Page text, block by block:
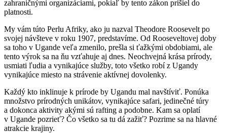
zahraničnými organizáciami, pokiaľ by tento zákon prišiel do
platnosti.
My vám túto Perlu Afriky, ako ju nazval Theodore Roosevelt po
svojej návšteve v roku 1907, predstavíme. Od Rooseveltovej doby
sa toho v Ugande veľa zmenilo, prešla si ťažkými obdobiami, ale
tento výrok sa na ňu vzťahuje aj dnes. Neochvejná krása prírody,
usmiati ľudia a vynikajúce služby, toto všetko robí z Ugandy
vynikajúce miesto na strávenie aktívnej dovolenky.
Každý kto inklinuje k prírode by Ugandu mal navštíviť. Ponúka
množstvo prírodných unikátov, vynikajúce safari, jedinečné túry
a dokonca aktivity akými sú rafting a podobne. Kam sa oplatí
v Ugande pozrieť? Čo všetko sa tu dá zažiť? Pozrime sa na hlavné
atrakcie krajiny.